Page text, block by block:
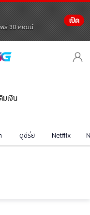
ฟรี 30 คอยน์
เปิด
มเงิน
ดูซีรี่ย์ Netflix